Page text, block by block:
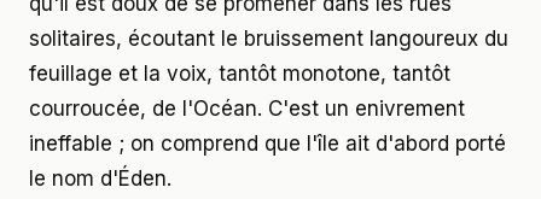
solitaires, écoutant le bruissement langoureux du
feuillage et la voix, tantôt monotone, tantôt
courroucée, de l'Océan. C'est un enivrement
ineffable ; on comprend que l'île ait d'abord porté
le nom d'Éden.